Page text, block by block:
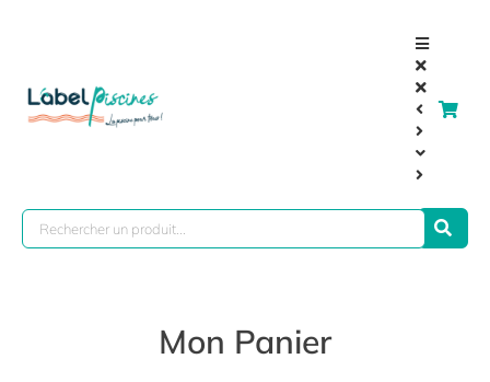
Mon Panier